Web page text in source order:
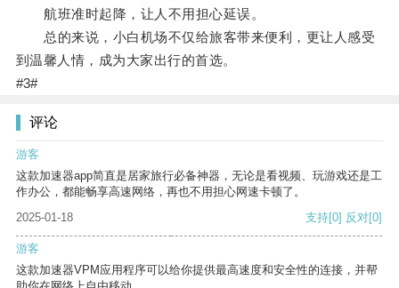
航班准时起降，让人不用担心延误。
总的来说，小白机场不仅给旅客带来便利，更让人感受
到温馨人情，成为大家出行的首选。
#3#
评论
游客
这款加速器app简直是居家旅行必备神器，无论是看视频、玩游戏还是工
作办公，都能畅享高速网络，再也不用担心网速卡顿了。
2025-01-18
支持[0] 反对[0]
游客
这款加速器VPM应用程序可以给你提供最高速度和安全性的连接，并帮